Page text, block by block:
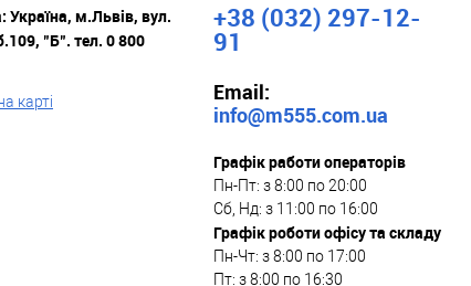
Україна, м.Львів, вул.
"Б". тел. 0 800
карті
+38 (032) 297-12-
91
Email:
info@m555.com.ua
Графік работи операторів
Пн-Пт: з 8:00 по 20:00
Сб, Нд: з 11:00 по 16:00
Графік роботи офісу та складу
Пн-Чт: з 8:00 по 17:00
Пт: з 8:00 по 16:30